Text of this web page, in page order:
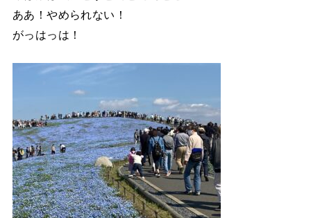
ああ！やめられない！
がっはっは！